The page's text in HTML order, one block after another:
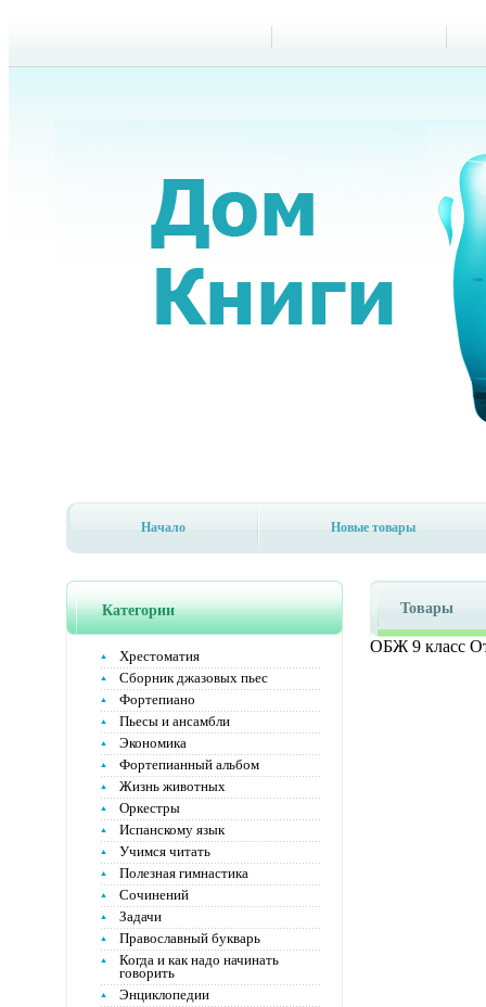
Начало Новые товары
Категории
Хрестоматия
Сборник джазовых пьес
Фортепиано
Пьесы и ансамбли
Экономика
Фортепианный альбом
Жизнь животных
Оркестры
Испанскому язык
Учимся читать
Полезная гимнастика
Сочинений
Задачи
Православный букварь
Когда и как надо начинать
говорить
Энциклопедии
Товары
ОБЖ 9 класс